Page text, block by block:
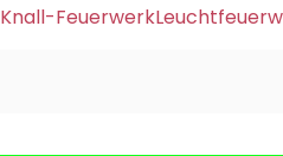
Knall-Feuerwerk